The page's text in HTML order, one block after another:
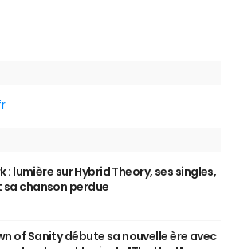
: lumière sur Hybrid Theory, ses singles,
sa chanson perdue
of Sanity débute sa nouvelle ère avec